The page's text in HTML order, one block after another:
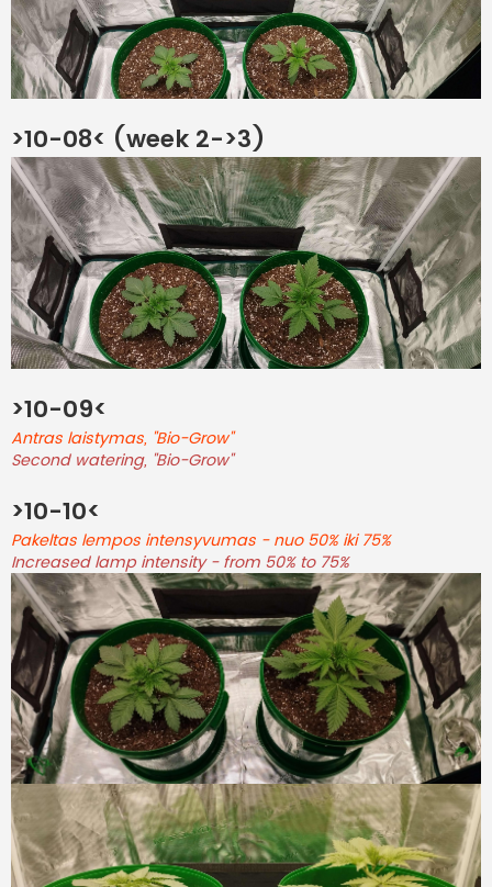
>10-08< (week 2->3)
>10-09<
Antras laistymas, "Bio-Grow"
Second watering, "Bio-Grow"
>10-10<
Pakeltas lempos intensyvumas - nuo 50% iki 75%
Increased lamp intensity - from 50% to 75%